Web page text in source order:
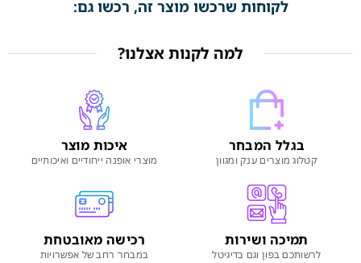
לקוחות שרכשו מוצר זה, רכשו גם:
למה לקנות אצלנו?
בגלל המבחר
קטלוג מוצרים ענק ומגוון
איכות מוצר
מוצרי אופנה ייחודיים ואיכותיים
תמיכה ושירות
לרשותכם בפון וגם בדיגיטל
רכישה מאובטחת
במבחר רחב של אפשרויות